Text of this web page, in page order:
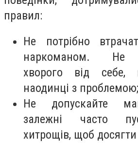
правил:
Не потрібно
наркоманом. Не
хворого від себе,
наодинці з проблемою;
Не допускайте
залежні часто
хитрощів, щоб